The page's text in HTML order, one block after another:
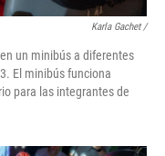
Karla Gachet/
un minibús a diferentes
El minibús funciona
para las integrantes de